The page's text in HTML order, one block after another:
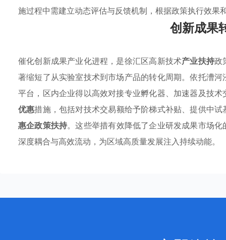
施过程中需建立动态评估与反馈机制，根据政策执行效果
创新成果
催化创新成果产业化进程，是徐汇区高新技术产业扶持政
著缩短了从实验室技术到市场产品的转化周期。依托漕
平台，区内企业得以高效对接专业孵化器、加速器及技
优惠措施，包括对技术交易额给予阶梯式补贴、提供中
惠企政策扶持。这些举措有效降低了企业研发成果市场
深度耦合与高效流动，为区域高质量发展注入持续动能。